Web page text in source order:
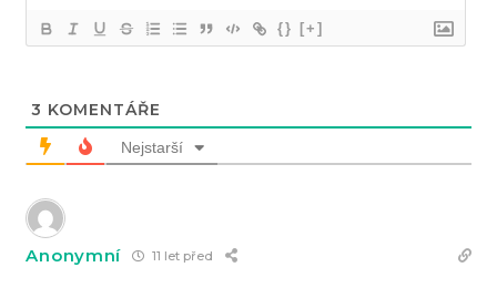
{} [+]
3 KOMENTÁŘE
Nejstarší
Anonymní 11 let před